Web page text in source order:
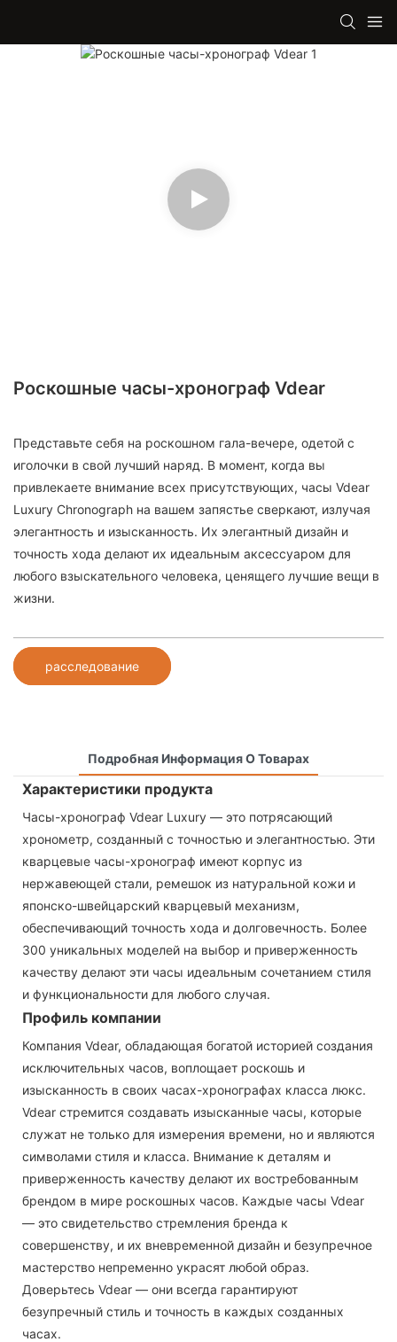
Роскошные часы-хронограф Vdear
Представьте себя на роскошном гала-вечере, одетой с
иголочки в свой лучший наряд. В момент, когда вы
привлекаете внимание всех присутствующих, часы Vdear
Luxury Chronograph на вашем запястье сверкают, излучая
элегантность и изысканность. Их элегантный дизайн и
точность хода делают их идеальным аксессуаром для
любого взыскательного человека, ценящего лучшие вещи в
жизни.
расследование
Подробная Информация О Товарах
Характеристики продукта
Часы-хронограф Vdear Luxury — это потрясающий
хронометр, созданный с точностью и элегантностью. Эти
кварцевые часы-хронограф имеют корпус из
нержавеющей стали, ремешок из натуральной кожи и
японско-швейцарский кварцевый механизм,
обеспечивающий точность хода и долговечность. Более
300 уникальных моделей на выбор и приверженность
качеству делают эти часы идеальным сочетанием стиля
и функциональности для любого случая.
Профиль компании
Компания Vdear, обладающая богатой историей создания
исключительных часов, воплощает роскошь и
изысканность в своих часах-хронографах класса люкс.
Vdear стремится создавать изысканные часы, которые
служат не только для измерения времени, но и являются
символами стиля и класса. Внимание к деталям и
приверженность качеству делают их востребованным
брендом в мире роскошных часов. Каждые часы Vdear
— это свидетельство стремления бренда к
совершенству, и их вневременной дизайн и безупречное
мастерство непременно украсят любой образ.
Доверьтесь Vdear — они всегда гарантируют
безупречный стиль и точность в каждых созданных
часах.